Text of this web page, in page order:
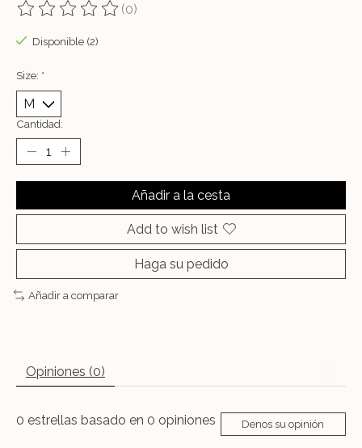
The rating of this product is
(0)
Disponible (2)
Size: *
Cantidad:
Añadir a la cesta
Add to wish list
Haga su pedido
Añadir a comparar
Opiniones (0)
0 estrellas basado en 0 opiniones Denos su opinión